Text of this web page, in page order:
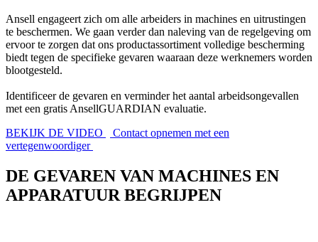
Ansell engageert zich om alle arbeiders in machines en uitrustingen
te beschermen. We gaan verder dan naleving van de regelgeving om
ervoor te zorgen dat ons productassortiment volledige bescherming
biedt tegen de specifieke gevaren waaraan deze werknemers worden
blootgesteld.
Identificeer de gevaren en verminder het aantal arbeidsongevallen
met een gratis AnsellGUARDIAN evaluatie.
BEKIJK DE VIDEO
Contact opnemen met een
vertegenwoordiger
DE GEVAREN VAN MACHINES EN
APPARATUUR BEGRIJPEN